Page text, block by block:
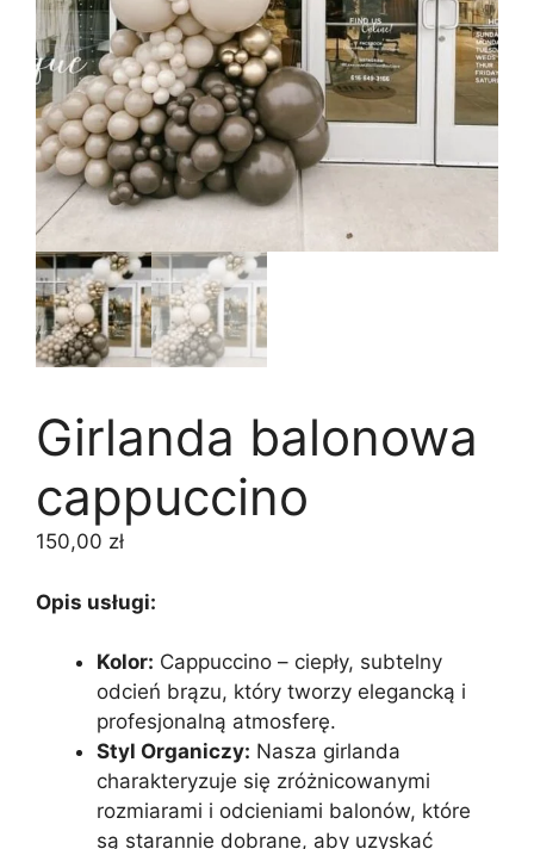
Girlanda balonowa
cappuccino
150,00 zł
Opis usługi:
Kolor: Cappuccino – ciepły, subtelny
odcień brązu, który tworzy elegancką i
profesjonalną atmosferę.
Styl Organiczy: Nasza girlanda
charakteryzuje się zróżnicowanymi
rozmiarami i odcieniami balonów, które
są starannie dobrane, aby uzyskać